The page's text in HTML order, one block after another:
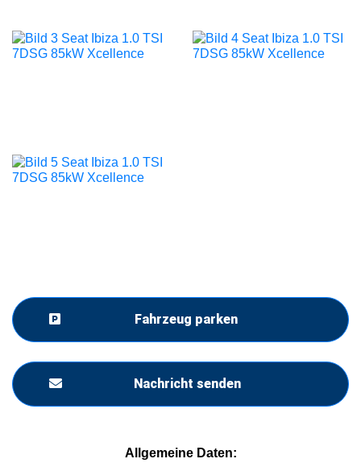
Fahrzeug parken
Nachricht senden
Allgemeine Daten: